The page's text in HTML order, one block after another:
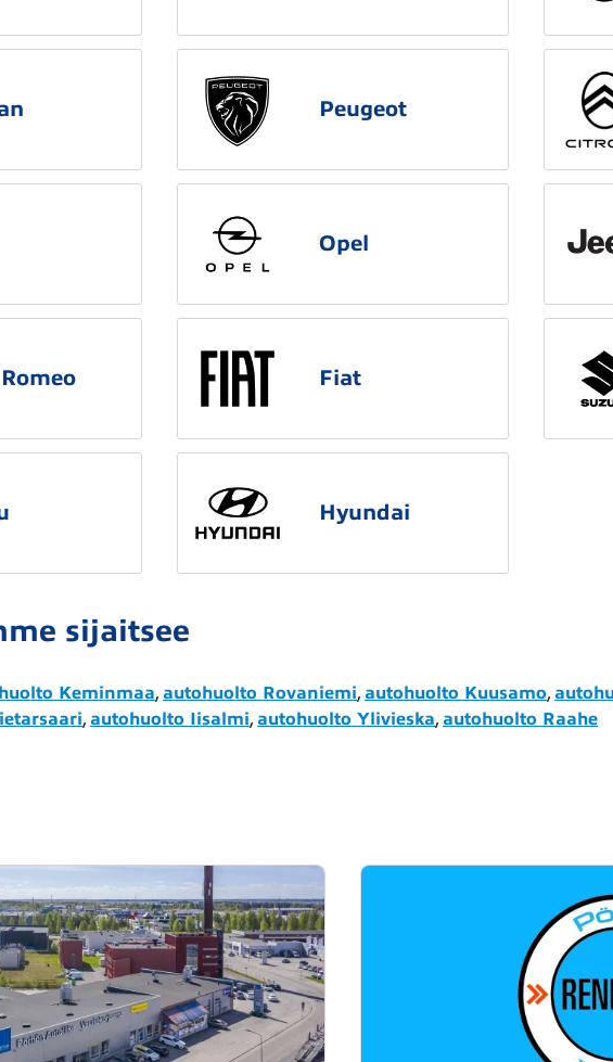
Peugeot
Opel
Fiat
Hyundai
sijaitsee
Keminmaa, autohuolto Rovaniemi, autohuolto Kuusamo,
, autohuolto Iisalmi, autohuolto Ylivieska, autohuolto Raahe